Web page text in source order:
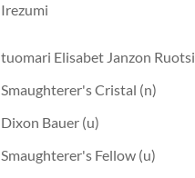
Irezumi
tuomari Elisabet Janzon Ruotsi
Smaughterer's Cristal (n)
Dixon Bauer (u)
Smaughterer's Fellow (u)